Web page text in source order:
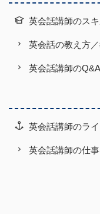
英会話講師のス
英会話の教え方
英会話講師のQ&A
英会話講師のラ
英会話講師の仕